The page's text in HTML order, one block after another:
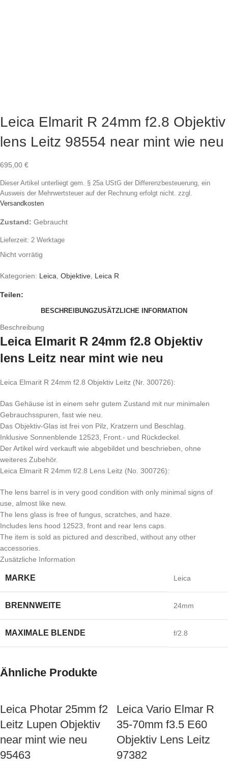
Leica Elmarit R 24mm f2.8 Objektiv
lens Leitz 98554 near mint wie neu
695,00 €
Dieser Artikel unterliegt gem. § 25a UStG der Differenzbesteuerung, ein
Ausweis der Mehrwertsteuer auf der Rechnung erfolgt nicht. zzgl.
Versandkosten
Zustand: Gebraucht
Lieferzeit: 2 Werktage
Nicht vorrätig
Kategorien: Leica Objektive Leica R
Teilen:
BESCHREIBUNGZUSÄTZLICHE INFORMATION
Beschreibung
Leica Elmarit R 24mm f2.8 Objektiv
lens Leitz near mint wie neu
Leica Elmarit R 24mm f2.8 Objektiv Leitz (Nr. 300726):
Das Gehäuse ist in einem sehr gutem Zustand mit nur minimalen
Gebrauchsspuren, fast wie neu.
Das Objektiv-Glas ist frei von Pilz, Kratzern und Beschlag.
Inklusive Sonnenblende 12523, Front.- und Rückdeckel.
Der Artikel wird verkauft wie abgebildet und beschrieben, ohne
weiteres Zubehör.
Leica Elmarit R 24mm f/2.8 Lens Leitz (No. 300726):
The lens barrel is in very good condition with only minimal signs of
use, almost like new.
The lens glass is free of fungus, scratches, and haze.
Includes lens hood 12523, front and rear lens caps.
The item is sold as pictured and described, without any other
accessories.
Zusätzliche Information
MARKE Leica
BRENNWEITE 24mm
MAXIMALE BLENDE f/2.8
Ähnliche Produkte
Leica Photar 25mm f2
Leitz Lupen Objektiv
near mint wie neu
95463
Leica Vario Elmar R
35-70mm f3.5 E60
Objektiv Lens Leitz
97382